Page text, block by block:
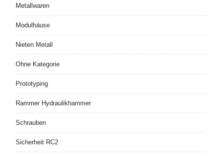
Metallwaren
Modulhäuse
Nieten Metall
Ohne Kategorie
Prototyping
Rammer Hydraulikhammer
Schrauben
Sicherheit RC2